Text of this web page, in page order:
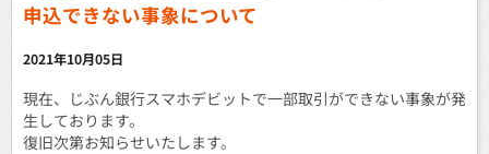
申込できない事象について
2021年10月05日
現在、じぶん銀行スマホデビットで一部取引ができない事象が発
生しております。
復旧次第お知らせいたします。